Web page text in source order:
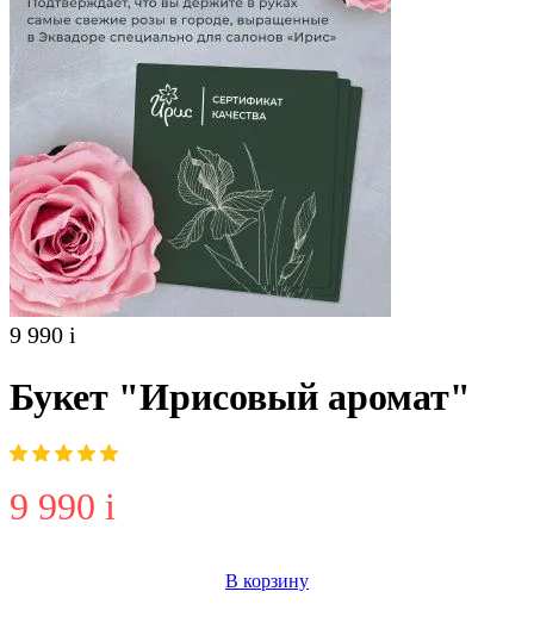
9 990 i
Букет "Ирисовый аромат"
9 990 i
В корзину